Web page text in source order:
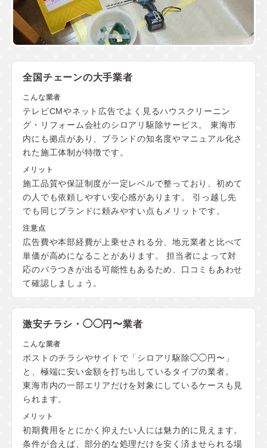
全国チェーンの大手業者
テレビCMやネット広告でよく見るハウスクリーニン
グ・リフォーム会社のシロアリ駆除サービス。 東海市
内にも拠点があり、ブランドの知名度やマニュアル化さ
れた施工体制が特徴です。
施工品質や保証制度が一定レベルで整っており、初めて
の人でも依頼しやすい安心感があります。 引っ越し先
でも同じブランドに頼みやすい点もメリットです。
広告費や本部経費が上乗せされる分、地元業者と比べて
単価が高めになることがあります。 担当者によって対
応のバラつきが出る可能性もあるため、口コミもあわせ
て確認しましょう。
激安チラシ・◯◯円〜業者
ポストのチラシやサイトで「シロアリ駆除◯◯円〜」
と、極端に安い金額を打ち出しているタイプの業者。
東海市内の一部エリアだけを対象にしているケースも見
られます。
初期費用をとにかく抑えたい人には魅力的に見えます。
条件が合えば、部分的な処理だけを安く済ませられる場